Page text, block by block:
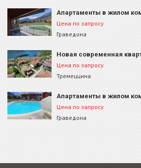
Апартаменты в жилом
Граведона, ID 13612
Цена по запросу
Граведона
Новая современная
80B3
Цена по запросу
Тремеццина
Апартаменты в жилом
Граведона, ID 1369
Цена по запросу
Граведона